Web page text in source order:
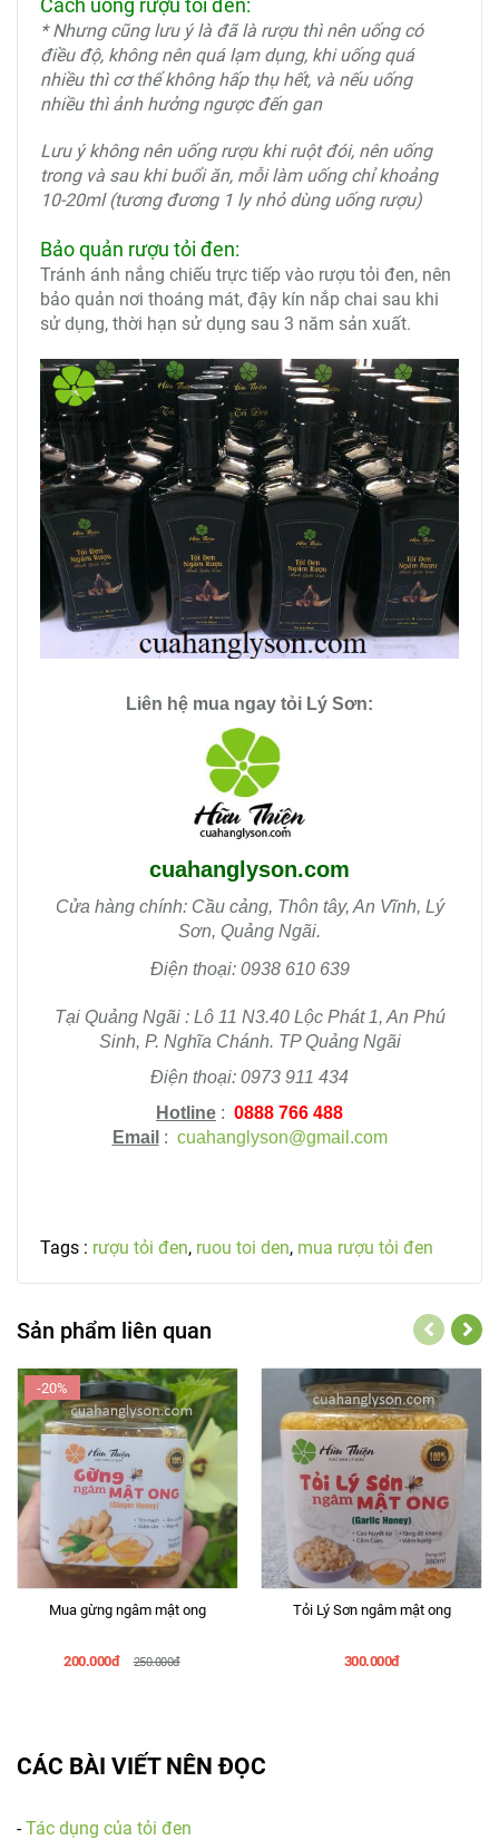
Cách uống rượu tỏi đen:
* Nhưng cũng lưu ý là đã là rượu thì nên uống có
điều độ, không nên quá lạm dụng, khi uống quá
nhiều thì cơ thể không hấp thụ hết, và nếu uống
nhiều thì ảnh hưởng ngược đến gan
Lưu ý không nên uống rượu khi ruột đói, nên uống
trong và sau khi buổi ăn, mỗi làm uống chỉ khoảng
10-20ml (tương đương 1 ly nhỏ dùng uống rượu)
Bảo quản rượu tỏi đen:
Tránh ánh nắng chiếu trực tiếp vào rượu tỏi đen, nên
bảo quản nơi thoáng mát, đậy kín nắp chai sau khi
sử dụng, thời hạn sử dụng sau 3 năm sản xuất.
Liên hệ mua ngay tỏi Lý Sơn:
cuahanglyson.com
Cửa hàng chính: Cầu cảng, Thôn tây, An Vĩnh, Lý
Sơn, Quảng Ngãi.
Điện thoại: 0938 610 639
Tại Quảng Ngãi : Lô 11 N3.40 Lộc Phát 1, An Phú
Sinh, P. Nghĩa Chánh. TP Quảng Ngãi
Điện thoại: 0973 911 434
Hotline : 0888 766 488
Email : cuahanglyson@gmail.com
Tags : rượu tỏi đen, ruou toi den, mua rượu tỏi đen
Sản phẩm liên quan
-20%
Mua gừng ngâm mật ong
200.000đ 250.000đ
Tỏi Lý Sơn ngâm mật ong
300.000đ
CÁC BÀI VIẾT NÊN ĐỌC
-Tác dụng của tỏi đen